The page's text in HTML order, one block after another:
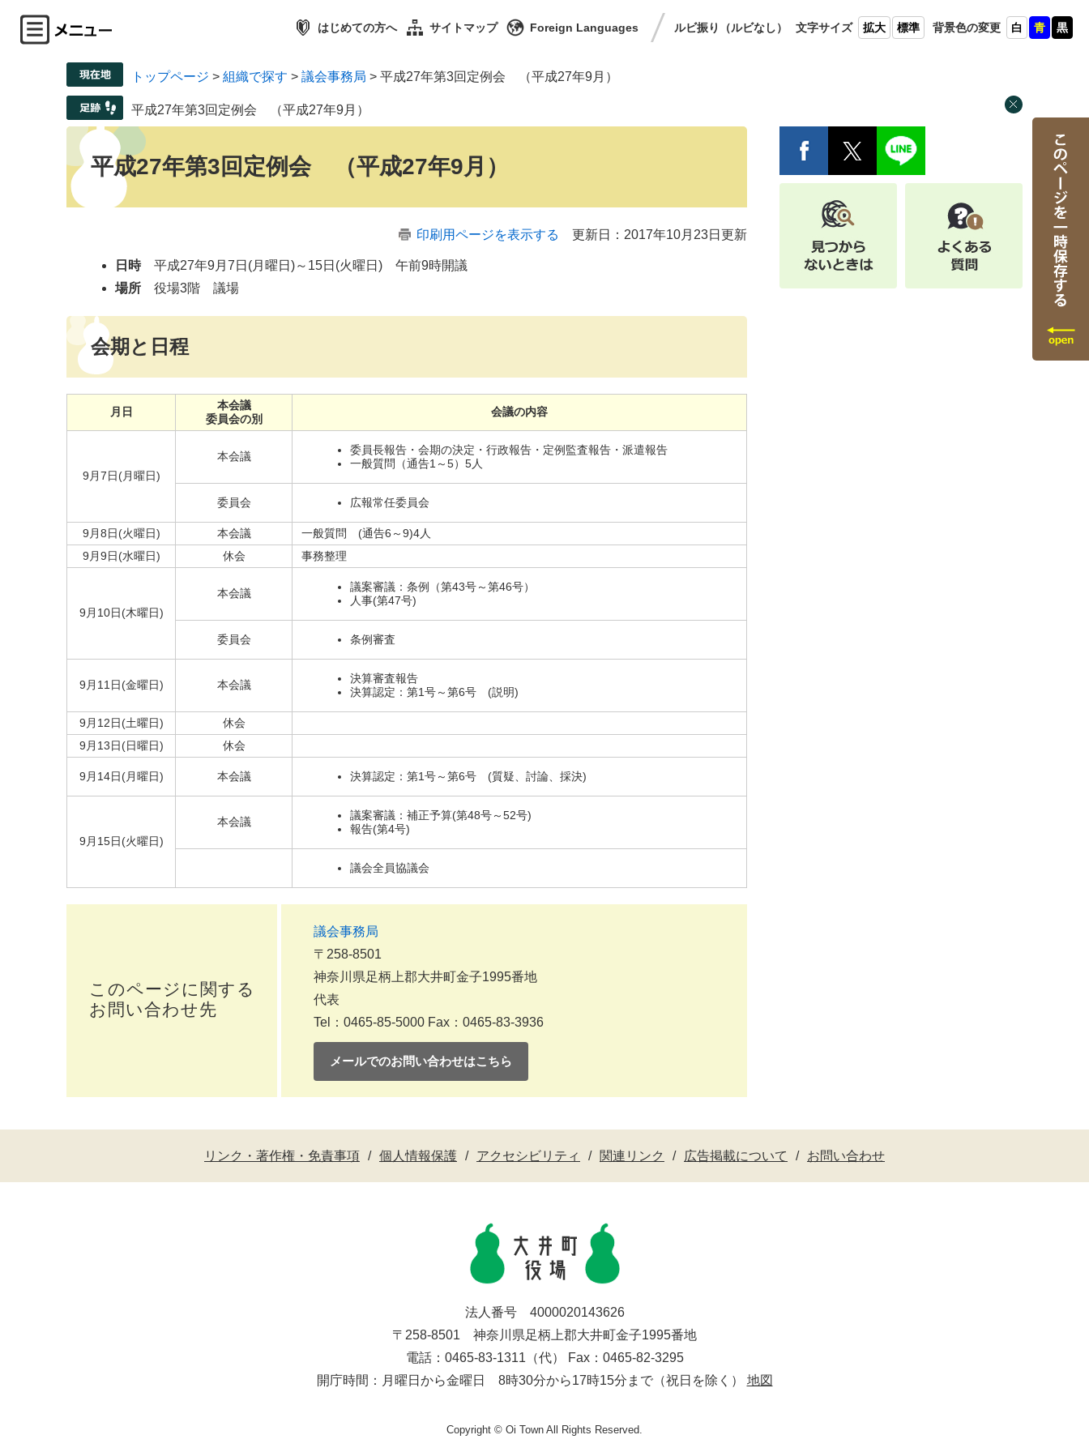
はじめての方へ サイトマップ Foreign Languages ルビ振り （ルビなし） 文字サイズ 拡大 標準 背景色の変更 白 青 黒
トップページ > 組織で探す > 議会事務局 > 平成27年第3回定例会 （平成27年9月）
平成27年第3回定例会 （平成27年9月）
平成27年第3回定例会 （平成27年9月）
印刷用ページを表示する 更新日：2017年10月23日更新
日時平成27年9月7日(月曜日)～15日(火曜日) 午前9時開議
場所 役場3階 議場
会期と日程
月日
本会議
委員会の別
会議の内容
9月7日(月曜日)
本会議
委員長報告・会期の決定・行政報告・定例監査報告・派遣報告
一般質問（通告1～5）5人
委員会 広報常任委員会
9月8日(火曜日) 本会議
一般質問 (通告6～9)4人
9月9日(水曜日)
休会 事務整理
9月10日(木曜日)
本会議
議案審議：条例（第43号～第46号）
人事(第47号)
委員会 条例審査
9月11日(金曜日) 本会議
決算審査報告
決算認定：第1号～第6号 (説明)
9月12日(土曜日)
休会
9月13日(日曜日)
休会
9月14日(月曜日) 本会議 決算認定：第1号～第6号 (質疑、討論、採決)
9月15日(火曜日)
本会議
議案審議：補正予算(第48号～52号)
報告(第4号)
議会全員協議会
このページに関する
お問い合わせ先
議会事務局
〒258-8501
神奈川県足柄上郡大井町金子1995番地
代表
Tel：0465-85-5000 Fax：0465-83-3936
メールでのお問い合わせはこちら
リンク・著作権・免責事項 個人情報保護 アクセシビリティ 関連リンク 広告掲載について お問い合わせ
法人番号 4000020143626
〒258-8501 神奈川県足柄上郡大井町金子1995番地
電話：0465-83-1311（代） Fax：0465-82-3295
開庁時間：月曜日から金曜日 8時30分から17時15分まで（祝日を除く）
地図
Copyright © Oi Town All Rights Reserved.